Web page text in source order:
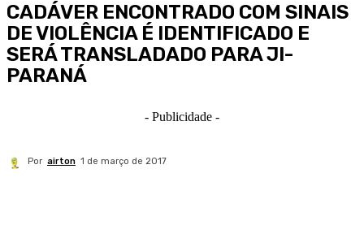
CADÁVER ENCONTRADO COM SINAIS
DE VIOLÊNCIA É IDENTIFICADO E
SERÁ TRANSLADADO PARA JI-
PARANÁ
- Publicidade -
Por airton 1 de março de 2017